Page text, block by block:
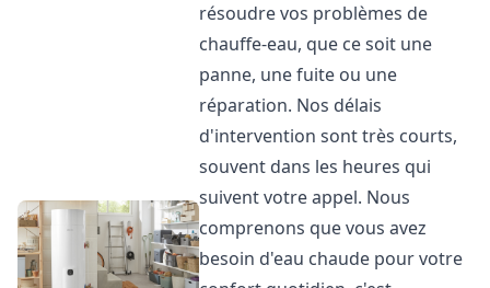
résoudre vos problèmes de
chauffe-eau, que ce soit une
panne, une fuite ou une
réparation. Nos délais
d'intervention sont très courts,
souvent dans les heures qui
suivent votre appel. Nous
comprenons que vous avez
besoin d'eau chaude pour votre